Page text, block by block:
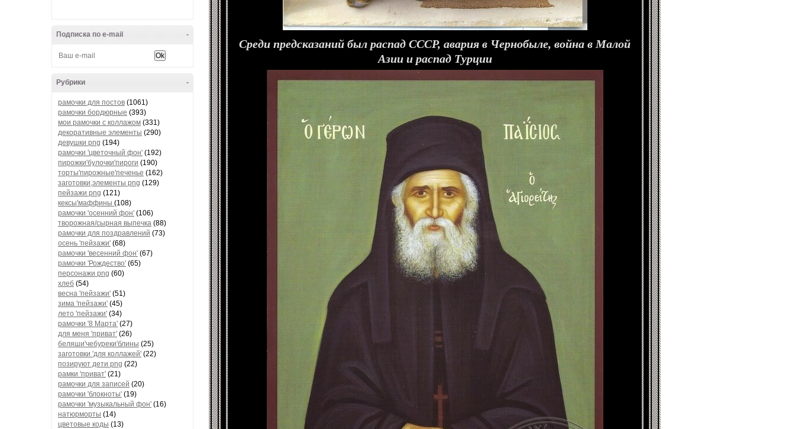
-
Подписка по e-mail
-
Рубрики
рамочки для постов (1061)
рамочки бордюрные (393)
мои рамочки с коллажом (331)
декоративные элементы (290)
девушки png (194)
рамочки 'цветочный фон' (192)
пирожки'булочки'пироги (190)
торты'пирожные'печенье (162)
заготовки,элементы png (129)
пейзажи png (121)
кексы'маффины (108)
рамочки 'осенний фон' (106)
творожная/сырная выпечка (88)
рамочки для поздравлений (73)
осень 'пейзажи' (68)
рамочки 'весенний фон' (67)
рамочки 'Рождество' (65)
персонажи png (60)
хлеб (54)
весна 'пейзажи' (51)
зима 'пейзажи' (45)
лето 'пейзажи' (34)
рамочки '8 Марта' (27)
для меня 'приват' (26)
беляши'чебуреки'блины (25)
заготовки 'для коллажей' (22)
позируют дети png (22)
рамки 'приват' (21)
рамочки для записей (20)
рамочки 'блокноты' (19)
рамочки 'музыкальный фон' (16)
натюрморты (14)
цветовые коды (13)
Среди предсказаний был распад СССР, авария в Чернобыле, война в Малой
Азии и распад Турции